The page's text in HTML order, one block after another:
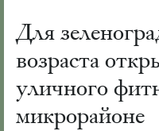
Для
возраста
уличного
микрорайоне